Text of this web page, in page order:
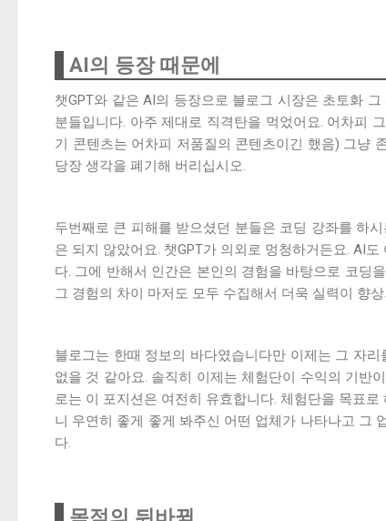
AI의 등장 때문에
챗GPT와 같은 AI의 등장으로 블로그 시장은 초토화
분들입니다. 아주 제대로 직격탄을 먹었어요. 어차피
기 콘텐츠는 어차피 저품질의 콘텐츠이긴 했음) 그냥
당장 생각을 폐기해 버리십시오.
두번째로 큰 피해를 받으셨던 분들은 코딩 강좌를 하
은 되지 않았어요. 챗GPT가 의외로 멍청하거든요. AI
다. 그에 반해서 인간은 본인의 경험을 바탕으로 코딩
그 경험의 차이 마저도 모두 수집해서 더욱 실력이 향
블로그는 한때 정보의 바다였습니다만 이제는 그 자
없을 것 같아요. 솔직히 이제는 체험단이 수익의 기반
로는 이 포지션은 여전히 유효합니다. 체험단을 목표
니 우연히 좋게 좋게 봐주신 어떤 업체가 나타나고 그
다.